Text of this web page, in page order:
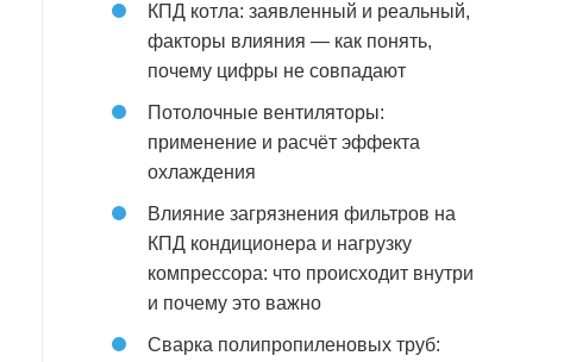
КПД котла: заявленный и реальный,
факторы влияния — как понять,
почему цифры не совпадают
Потолочные вентиляторы:
применение и расчёт эффекта
охлаждения
Влияние загрязнения фильтров на
КПД кондиционера и нагрузку
компрессора: что происходит внутри
и почему это важно
Сварка полипропиленовых труб: